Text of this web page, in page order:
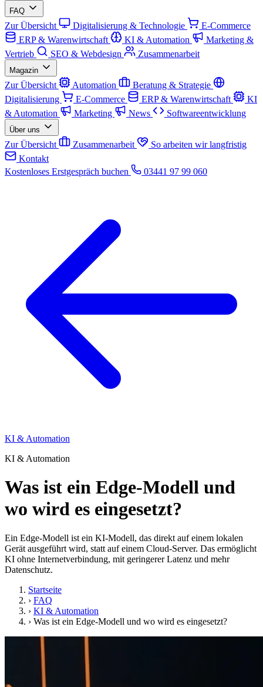
FAQ
Zur Übersicht Digitalisierung & Technologie
E-Commerce
ERP & Warenwirtschaft
KI & Automation
Marketing &
Vertrieb
SEO & Webdesign Zusammenarbeit
Magazin
Zur Übersicht Automation
Beratung & Strategie
Digitalisierung
E-Commerce ERP & Warenwirtschaft
KI
& Automation
Marketing News Softwareentwicklung
Über uns
Zur Übersicht Zusammenarbeit
So arbeiten wir langfristig
Kontakt
Kostenloses Erstgespräch buchen
03441 97 99 060
KI & Automation
KI & Automation
Was ist ein Edge-Modell und
wo wird es eingesetzt?
Ein Edge-Modell ist ein KI-Modell, das direkt auf einem lokalen
Gerät ausgeführt wird, statt auf einem Cloud-Server. Das ermöglicht
KI ohne Internetverbindung, mit geringerer Latenz und mehr
Datenschutz.
Startseite
› FAQ
› KI & Automation
› Was ist ein Edge-Modell und wo wird es eingesetzt?